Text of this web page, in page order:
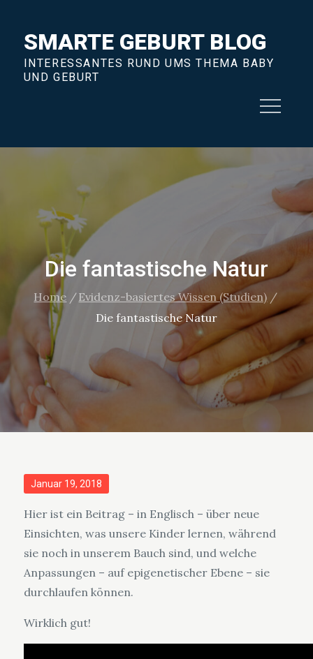
contentSMARTE GEBURT BLOG
INTERESSANTES RUND UMS THEMA BABY
UND GEBURT
Die fantastische Natur
Home
Evidenz-basiertes Wissen (Studien)
Die fantastische Natur
Posted
Januar 19, 2018
Hier ist ein Beitrag – in Englisch – über neue
Einsichten, was unsere Kinder lernen, während
sie noch in unserem Bauch sind, und welche
Anpassungen – auf epigenetischer Ebene – sie
durchlaufen können.
Wirklich gut!